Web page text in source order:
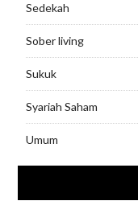
Sedekah
Sober living
Sukuk
Syariah Saham
Umum